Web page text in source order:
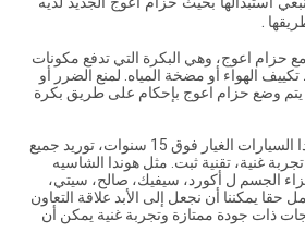
.
حزام اعوج، وهي البكرة التي تدفع مكونات
الهواء أو مضخة المياه. لمنع الضرر أو
يتم وضع حزام اعوج بإحكام على طريق بكرة
شركتنا المتخصصة في هوندا السيارات الغيار فوق 15 سنوات، توريد جميع
غنية، تقنية ثبت. مثل هوندا الشاسيه
الجسم ل أكورد، سيفيك، صالح، سيتي،
يمكننا أن نجعل إلى الأبد علاقة التعاون
ذات جودة ممتازة وتجربة غنية يمكن أن